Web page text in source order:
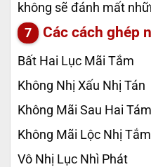
không sẽ đánh mất
Các cách ghép
Bất Hai Lục Mãi Tắm
Không Nhị Xấu Nhị Tán
Không Mãi Sau Hai Tám
Không Mãi Lộc Nhị Tắm
Vô Nhị Lục Nhì Phát